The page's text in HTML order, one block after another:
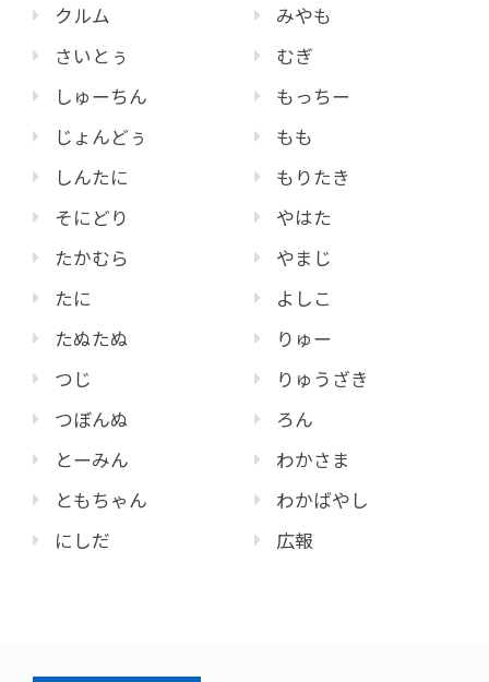
クルム
さいとぅ
しゅーちん
じょんどぅ
しんたに
そにどり
たかむら
たに
たぬたぬ
つじ
つぼんぬ
とーみん
ともちゃん
にしだ
みやも
むぎ
もっちー
もも
もりたき
やはた
やまじ
よしこ
りゅー
りゅうざき
ろん
わかさま
わかばやし
広報